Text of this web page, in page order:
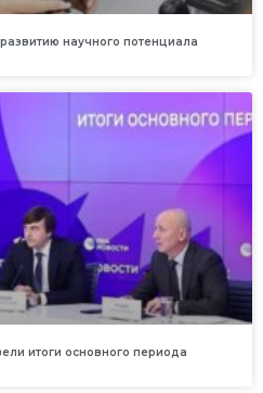
научного потенциала
итоги основного периода